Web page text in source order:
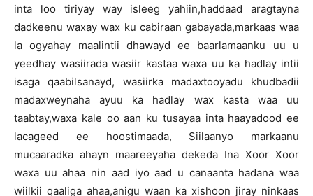
inta loo tiriyay way isleeg yahiin,haddaad aragtayna
dadkeenu waxay wax ku cabiraan gabayada,markaas waa
la ogyahay maalintii dhawayd ee baarlamaanku uu u
yeedhay wasiirada wasiir kastaa waxa uu ka hadlay intii
isaga qaabilsanayd, wasiirka madaxtooyadu khudbadii
madaxweynaha ayuu ka hadlay wax kasta waa uu
taabtay,waxa kale oo aan ku tusayaa inta haayadood ee
lacageed ee hoostimaada, Siilaanyo markaanu
mucaaradka ahayn maareeyaha dekeda Ina Xoor Xoor
waxa uu ahaa nin aad iyo aad u canaanta hadana waa
wiilkii qaaliga ahaa,anigu waan ka xishoon jiray ninkaas